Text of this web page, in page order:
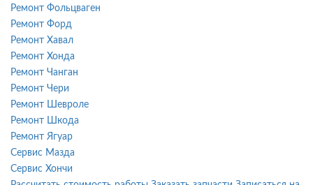
Ремонт Фольцваген
Ремонт Форд
Ремонт Хавал
Ремонт Хонда
Ремонт Чанган
Ремонт Чери
Ремонт Шевроле
Ремонт Шкода
Ремонт Ягуар
Сервис Мазда
Сервис Хончи